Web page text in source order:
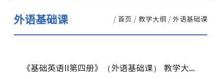
/ 首页 / 教学大纲 / 外语基础课
外语基础课
《基础英语II第四册》（外语基础课） 教学大纲 （更新至202112）